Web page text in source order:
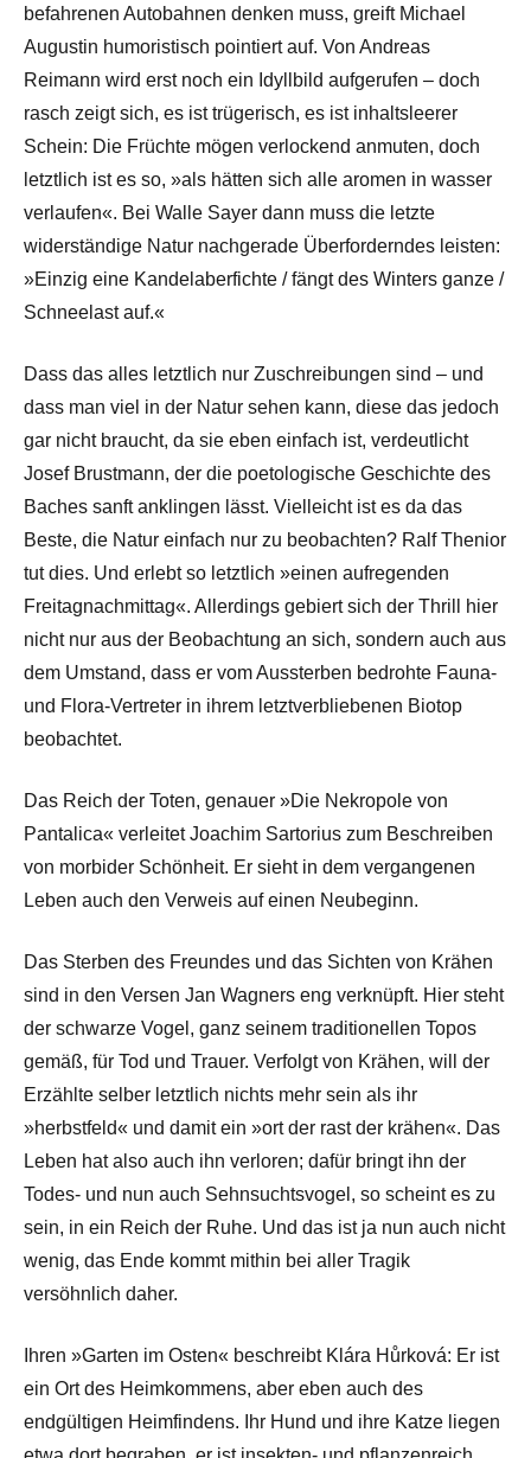
befahrenen Autobahnen denken muss, greift Michael
Augustin humoristisch pointiert auf. Von Andreas
Reimann wird erst noch ein Idyllbild aufgerufen – doch
rasch zeigt sich, es ist trügerisch, es ist inhaltsleerer
Schein: Die Früchte mögen verlockend anmuten, doch
letztlich ist es so, »als hätten sich alle aromen in wasser
verlaufen«. Bei Walle Sayer dann muss die letzte
widerständige Natur nachgerade Überforderndes leisten:
»Einzig eine Kandelaberfichte / fängt des Winters ganze /
Schneelast auf.«
Dass das alles letztlich nur Zuschreibungen sind – und
dass man viel in der Natur sehen kann, diese das jedoch
gar nicht braucht, da sie eben einfach ist, verdeutlicht
Josef Brustmann, der die poetologische Geschichte des
Baches sanft anklingen lässt. Vielleicht ist es da das
Beste, die Natur einfach nur zu beobachten? Ralf Thenior
tut dies. Und erlebt so letztlich »einen aufregenden
Freitagnachmittag«. Allerdings gebiert sich der Thrill hier
nicht nur aus der Beobachtung an sich, sondern auch aus
dem Umstand, dass er vom Aussterben bedrohte Fauna-
und Flora-Vertreter in ihrem letztverbliebenen Biotop
beobachtet.
Das Reich der Toten, genauer »Die Nekropole von
Pantalica« verleitet Joachim Sartorius zum Beschreiben
von morbider Schönheit. Er sieht in dem vergangenen
Leben auch den Verweis auf einen Neubeginn.
Das Sterben des Freundes und das Sichten von Krähen
sind in den Versen Jan Wagners eng verknüpft. Hier steht
der schwarze Vogel, ganz seinem traditionellen Topos
gemäß, für Tod und Trauer. Verfolgt von Krähen, will der
Erzählte selber letztlich nichts mehr sein als ihr
»herbstfeld« und damit ein »ort der rast der krähen«. Das
Leben hat also auch ihn verloren; dafür bringt ihn der
Todes- und nun auch Sehnsuchtsvogel, so scheint es zu
sein, in ein Reich der Ruhe. Und das ist ja nun auch nicht
wenig, das Ende kommt mithin bei aller Tragik
versöhnlich daher.
Ihren »Garten im Osten« beschreibt Klára Hůrková: Er ist
ein Ort des Heimkommens, aber eben auch des
endgültigen Heimfindens. Ihr Hund und ihre Katze liegen